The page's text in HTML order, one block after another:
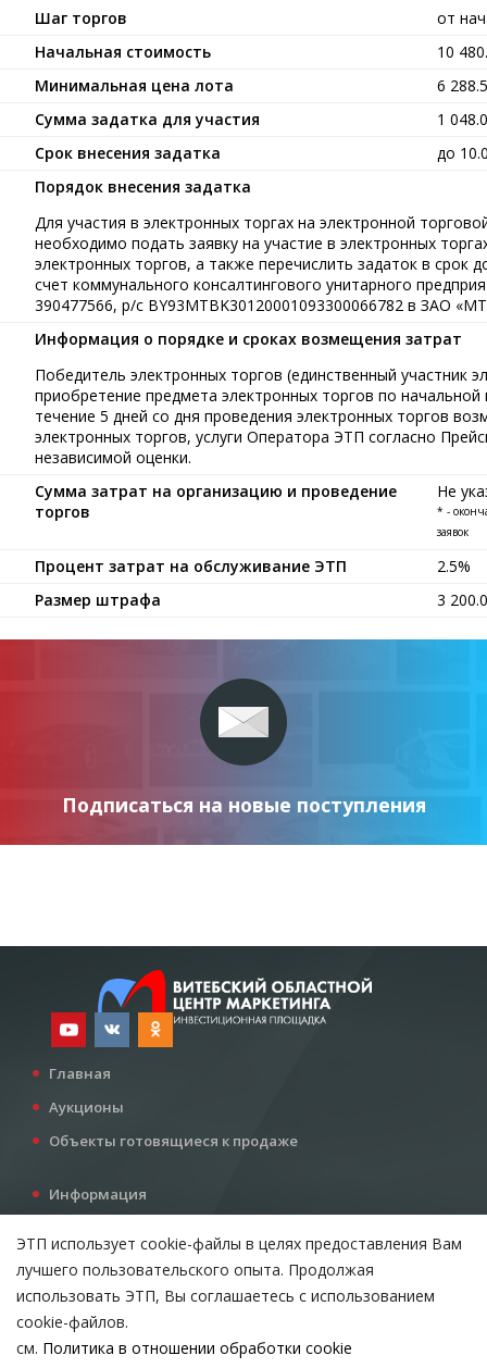
Шаг торгов
от
Начальная стоимость
10
Минимальная цена лота
6
Сумма задатка для участия
1
Срок внесения задатка
до
Порядок внесения задатка
Для участия в электронных торгах на электронной
необходимо подать заявку на участие в электронных
электронных торгов, а также перечислить задаток в срок
счет коммунального консалтингового унитарного
390477566, р/с BY93MTBK30120001093300066782 в ЗАО
Информация о порядке и сроках возмещения затрат
Победитель электронных торгов (единственный участник
приобретение предмета электронных торгов по
течение 5 дней со дня проведения электронных торгов
электронных торгов, услуги Оператора ЭТП согласно
независимой оценки.
Сумма затрат на организацию и проведение
торгов
Не
* -
заявок
Процент затрат на обслуживание ЭТП
2.5%
Размер штрафа
3
Подписаться на новые поступления
Главная
Аукционы
Объекты готовящиеся к продаже
Информация
Все для инвестора
Контакты
Возникли вопросы?
ЭТП использует cookie-файлы в целях предоставления Вам
лучшего пользовательского опыта. Продолжая
использовать ЭТП, Вы соглашаетесь с использованием
cookie-файлов.
см. Политика в отношении обработки cookie